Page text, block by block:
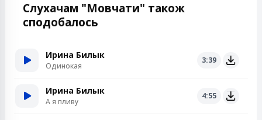
Слухачам "Мовчати" також
сподобалось
Ирина Билык
Одинокая
3:39
Ирина Билык
А я пливу
4:55